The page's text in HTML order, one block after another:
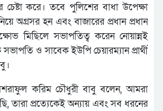
করে। তবে পুলিশের বাধা উপেক্ষা
অগ্রসর হন এবং বাজারের প্রধান প্রধান
মিছিলে সভাপতিত্ব করেন নোয়ান্নই
ও সাবেক ইউপি চেয়ারম্যান প্রার্থী
করিম চৌধুরী বাবু বলেন, আমরা
তারা প্রত্যেকেই অন্যায় এবং সব ধরনের